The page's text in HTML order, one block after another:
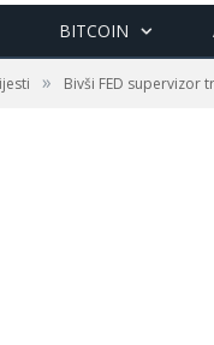
BITCOIN
» Bivši FED supervizor